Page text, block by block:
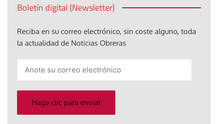
Boletín digital (Newsletter)
Reciba en su correo electrónico, sin coste alguno, toda
la actualidad de Noticias Obreras
electrónico
Haga clic para enviar